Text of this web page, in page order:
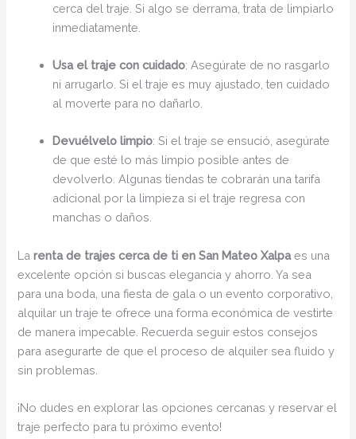
cerca del traje. Si algo se derrama, trata de limpiarlo
inmediatamente.
Usa el traje con cuidado: Asegúrate de no rasgarlo
ni arrugarlo. Si el traje es muy ajustado, ten cuidado
al moverte para no dañarlo.
Devuélvelo limpio: Si el traje se ensució, asegúrate
de que esté lo más limpio posible antes de
devolverlo. Algunas tiendas te cobrarán una tarifa
adicional por la limpieza si el traje regresa con
manchas o daños.
Larenta de trajes cerca de ti en San Mateo Xalpaes una
excelente opción si buscas elegancia y ahorro. Ya sea
para una boda, una fiesta de gala o un evento corporativo,
alquilar un traje te ofrece una forma económica de vestirte
de manera impecable. Recuerda seguir estos consejos
para asegurarte de que el proceso de alquiler sea fluido y
sin problemas.
¡No dudes en explorar las opciones cercanas y reservar el
traje perfecto para tu próximo evento!